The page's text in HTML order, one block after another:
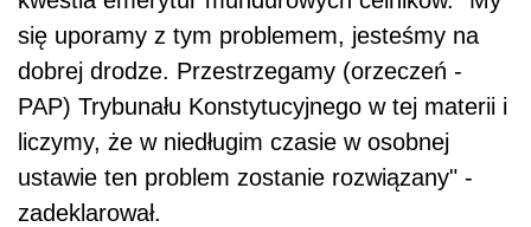
się uporamy z tym problemem, jesteśmy na
dobrej drodze. Przestrzegamy (orzeczeń -
PAP) Trybunału Konstytucyjnego w tej materii i
liczymy, że w niedługim czasie w osobnej
ustawie ten problem zostanie rozwiązany" -
zadeklarował.